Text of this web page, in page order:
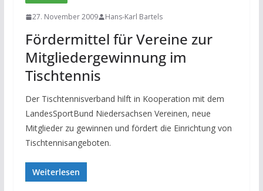
27. November 2009 Hans-Karl Bartels
Fördermittel für Vereine zur
Mitgliedergewinnung im
Tischtennis
Der Tischtennisverband hilft in Kooperation mit dem
LandesSportBund Niedersachsen Vereinen, neue
Mitglieder zu gewinnen und fördert die Einrichtung von
Tischtennisangeboten.
Weiterlesen